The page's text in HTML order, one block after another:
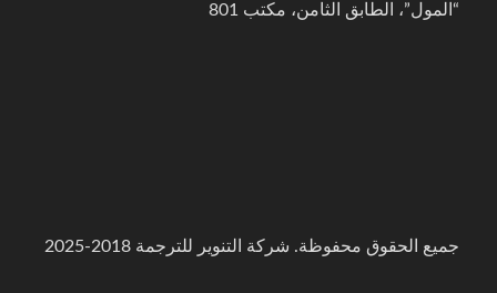
“المول”، الطابق الثامن، مكتب 801
جميع الحقوق محفوظة. شركة التنوير للترجمة 2018-2025